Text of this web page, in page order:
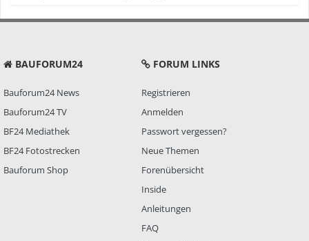
BAUFORUM24
Bauforum24 News
Bauforum24 TV
BF24 Mediathek
BF24 Fotostrecken
Bauforum Shop
FORUM LINKS
Registrieren
Anmelden
Passwort vergessen?
Neue Themen
Forenübersicht
Inside
Anleitungen
FAQ